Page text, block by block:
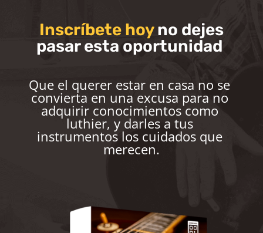
Inscríbete hoyno dejes
pasar esta oportunidad
Que el querer estar en casa no se
convierta en una excusa para no
adquirir conocimientos como
luthier, y darles a tus
instrumentos los cuidados que
merecen.